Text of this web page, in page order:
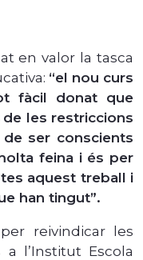
en valor la tasca
“el nou curs
fàcil donat que
les restriccions
ser conscients
feina i és per
aquest treball i
han tingut”.
reivindicar les
l’Institut Escola